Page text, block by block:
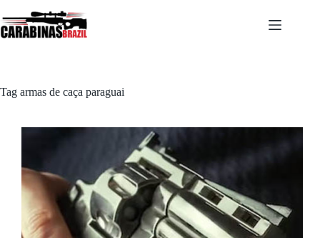
para
o
Tag armas de caça paraguai